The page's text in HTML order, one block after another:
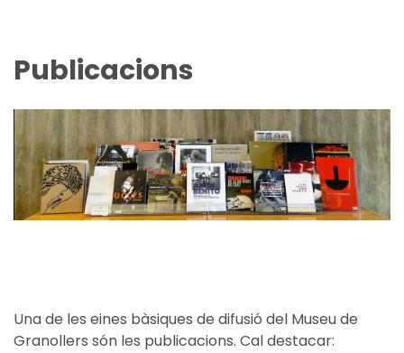
Publicacions
Una de les eines bàsiques de difusió del Museu de
Granollers són les publicacions. Cal destacar: